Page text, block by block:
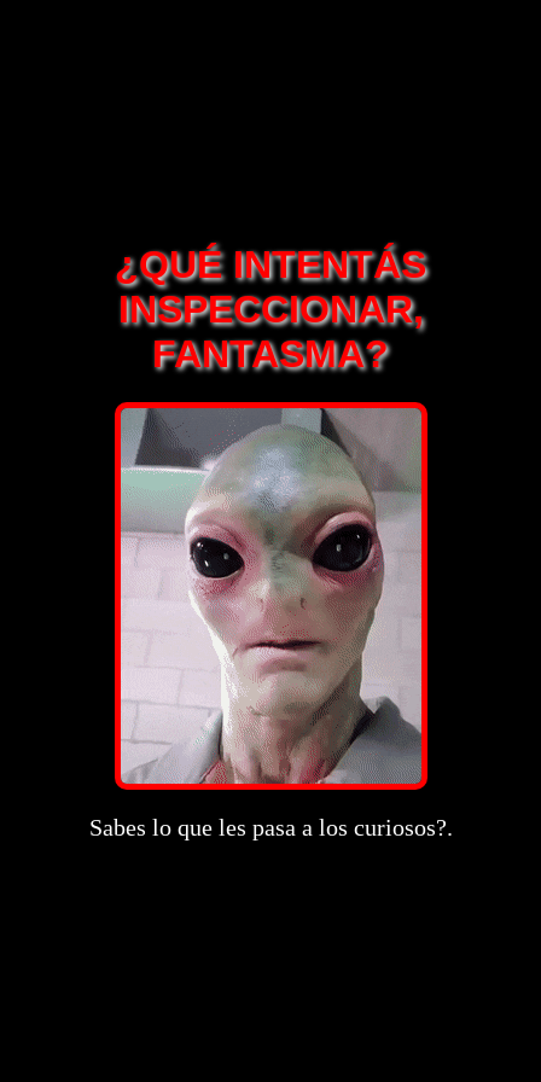
¿QUÉ INTENTÁS
INSPECCIONAR,
FANTASMA?
Sabes lo que les pasa a los curiosos?.